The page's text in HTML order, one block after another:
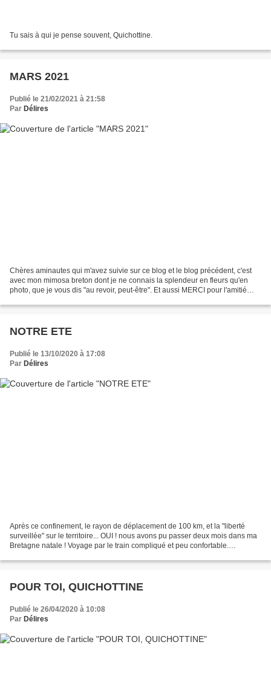
Tu sais à qui je pense souvent, Quichottine.
MARS 2021
Publié le 21/02/2021 à 21:58
Par Délires
Chères aminautes qui m'avez suivie sur ce blog et le blog précédent, c'est
avec mon mimosa breton dont je ne connais la splendeur en fleurs qu'en
photo, que je vous dis "au revoir, peut-être". Et aussi MERCI pour l'amitié
NOTRE ETE
Publié le 13/10/2020 à 17:08
Par Délires
Après ce confinement, le rayon de déplacement de 100 km, et la "liberté
surveillée" sur le territoire... OUI ! nous avons pu passer deux mois dans ma
Bretagne natale ! Voyage par le train compliqué et peu confortable.
POUR TOI, QUICHOTTINE
Publié le 26/04/2020 à 10:08
Par Délires